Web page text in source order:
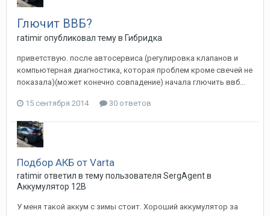
Глючит ВВБ?
ratimirопубликовал тему в Гибридка
приветствую. после автосервиса (регулировка клапанов и
компьютерная диагностика, которая проблем кроме свечей не
показала)(может конечно совпадение) начала глючить ввб...
15 сентября 2014 30 ответов
Подбор АКБ от Varta
ratimirответил в тему пользователя SergAgentв
Аккумулятор 12В
У меня такой аккум с зимы стоит. Хороший аккумулятор за